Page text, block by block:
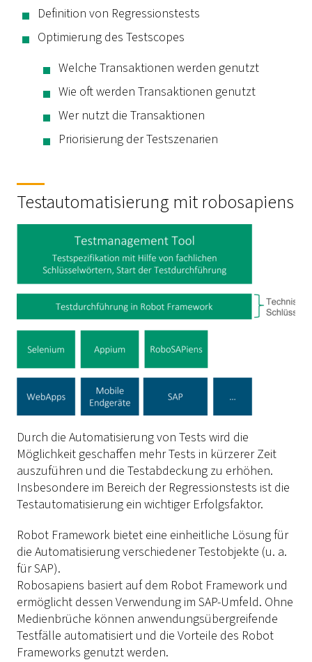
Definition von Regressionstests
Optimierung des Testscopes
Welche Transaktionen werden genutzt
Wie oft werden Transaktionen genutzt
Wer nutzt die Transaktionen
Priorisierung der Testszenarien
Testautomatisierung mit robosapiens
Durch die Automatisierung von Tests wird die
Möglichkeit geschaffen mehr Tests in kürzerer Zeit
auszuführen und die Testabdeckung zu erhöhen.
Insbesondere im Bereich der Regressionstests ist die
Testautomatisierung ein wichtiger Erfolgsfaktor.
Robot Framework bietet eine einheitliche Lösung für
die Automatisierung verschiedener Testobjekte (u. a.
für SAP).
Robosapiens basiert auf dem Robot Framework und
ermöglicht dessen Verwendung im SAP-Umfeld. Ohne
Medienbrüche können anwendungsübergreifende
Testfälle automatisiert und die Vorteile des Robot
Frameworks genutzt werden.